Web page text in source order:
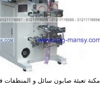
مكنة تعبئة صابون سائل و المنظفات